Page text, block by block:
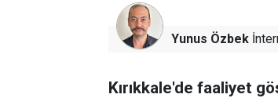
Yunus Özbek
Kırıkkale'de faaliyet